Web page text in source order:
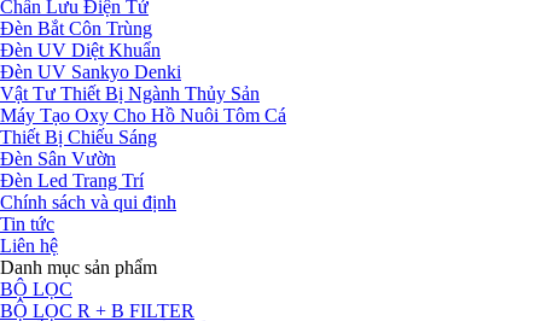
Chấn Lưu Điện Tử
Đèn Bắt Côn Trùng
Đèn UV Diệt Khuẩn
Đèn UV Sankyo Denki
Vật Tư Thiết Bị Ngành Thủy Sản
Máy Tạo Oxy Cho Hồ Nuôi Tôm Cá
Thiết Bị Chiếu Sáng
Đèn Sân Vườn
Đèn Led Trang Trí
Chính sách và qui định
Tin tức
Liên hệ
Danh mục sản phẩm
BỘ LỌC
BỘ LỌC R + B FILTER